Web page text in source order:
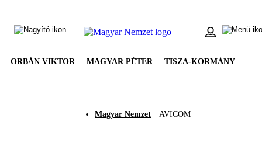
ORBÁN VIKTOR MAGYAR PÉTER TISZA-KORMÁNY
Magyar Nemzet AVICOM